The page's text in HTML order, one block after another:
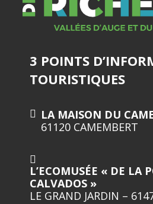
3 POINTS
TOURISTIQUES
LA MAISON DU
61120 CAMEMBERT
L’ECOMUSÉE « DE LA
CALVADOS »
LE GRAND JARDIN –